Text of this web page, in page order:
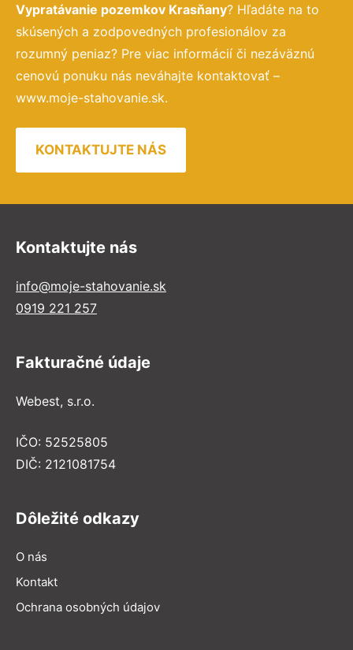
Vypratávanie pozemkov Krasňany? Hľadáte na to
skúsených a zodpovedných profesionálov za
rozumný peniaz? Pre viac informácií či nezáväznú
cenovú ponuku nás neváhajte kontaktovať –
www.moje-stahovanie.sk.
KONTAKTUJTE NÁS
Kontaktujte nás
info@moje-stahovanie.sk
0919 221 257
Fakturačné údaje
Webest, s.r.o.
IČO: 52525805
DIČ: 2121081754
Dôležité odkazy
O nás
Kontakt
Ochrana osobných údajov